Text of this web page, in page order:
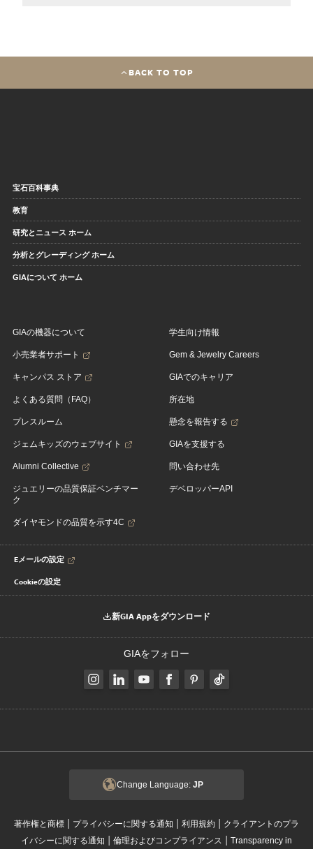
BACK TO TOP
宝石百科事典
教育
研究とニュース ホーム
分析とグレーディング ホーム
GIAについて ホーム
GIAの機器について
小売業者サポート
キャンパス ストア
よくある質問（FAQ）
プレスルーム
ジェムキッズのウェブサイト
Alumni Collective
ジュエリーの品質保証ベンチマー
ク
ダイヤモンドの品質を示す4C
学生向け情報
Gem & Jewelry Careers
GIAでのキャリア
所在地
懸念を報告する
GIAを支援する
問い合わせ先
デベロッパーAPI
Eメールの設定
Cookieの設定
新GIA Appをダウンロード
GIAをフォロー
Change Language: JP
著作権と商標 | プライバシーに関する通知 | 利用規約 | クライアントのプラ
イバシーに関する通知 | 倫理およびコンプライアンス | Transparency in